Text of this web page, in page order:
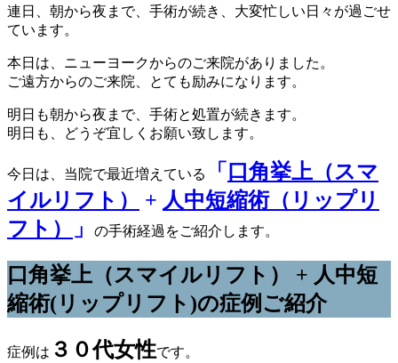
連日、朝から夜まで、手術が続き、大変忙しい日々が過ごせ
ています。
本日は、ニューヨークからのご来院がありました。
ご遠方からのご来院、とても励みになります。
明日も朝から夜まで、手術と処置が続きます。
明日も、どうぞ宜しくお願い致します。
今日は、当院で最近増えている 「 口角挙上（スマ
イルリフト ） + 人中短縮術（リップリ
フト）
」 の手術経過をご紹介します。
口角挙上（スマイルリフト ） + 人中短
縮術(リップリフト)の症例ご紹介
症例は ３０代女性です。